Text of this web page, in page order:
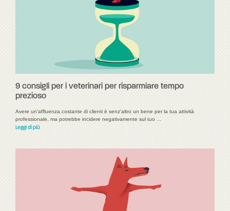
9 consigli per i veterinari per risparmiare tempo
prezioso
Avere un'affluenza costante di clienti è senz'altro un bene per la tua attività
professionale, ma potrebbe incidere negativamente sul tuo …
Leggi di più